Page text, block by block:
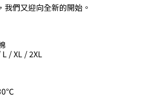
我們又迎向全新的開始。
/ XL / 2XL
℃